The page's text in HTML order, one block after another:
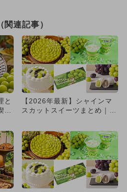
連記事）
と
【2026年最新】シャインマ
スカットスイーツまとめ｜コ